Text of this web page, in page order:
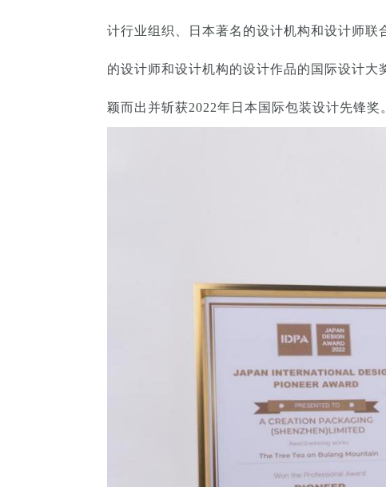
计行业组织、日本著名的设计机构和设计师
的设计师和设计机构的设计作品的国际设计
颖而出并斩获2022年日本国际包装设计先锋奖